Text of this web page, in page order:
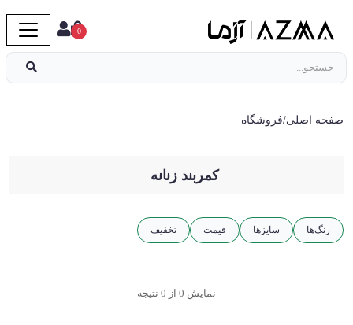
0
صفحه اصلی/فروشگاه
کمربند زنانه
رنگ‌ها سایز‌ها قیمت تخفیف
نمایش 0 از 0 نتیجه